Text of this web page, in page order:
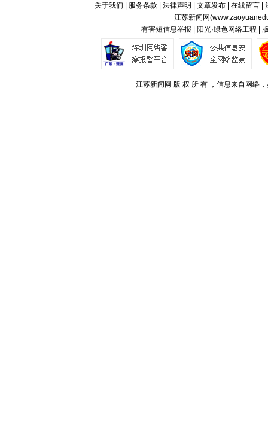
关于我们 服务条款 法律声明 文章发布| 在线留言|
江苏新闻网(
有害短信息举报 | 阳光·绿色网络工程 |
江苏新闻网 版 权 所 有 ，信息来自网络